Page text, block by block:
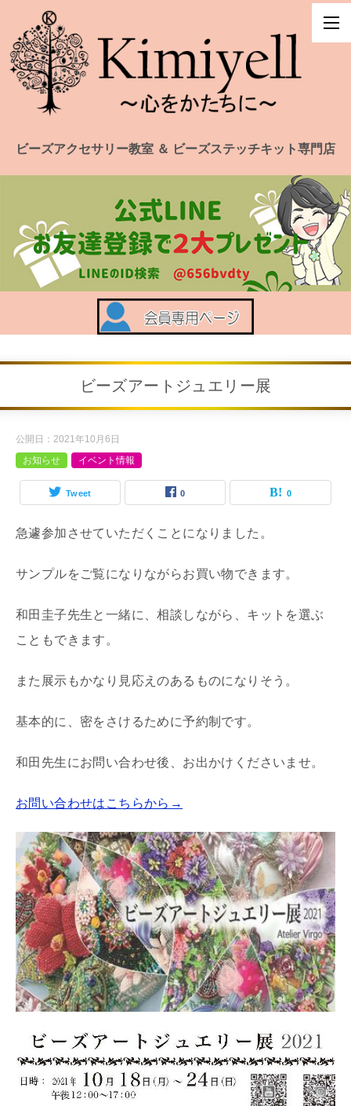
ビーズアクセサリー教室 ＆ ビーズステッチキット専門店
ビーズアートジュエリー展
公開日： 2021年10月6日
お知らせ
イベント情報
Tweet 0 0
急遽参加させていただくことになりました。
サンプルをご覧になりながらお買い物できます。
和田圭子先生と一緒に、相談しながら、キットを選ぶ
こともできます。
また展示もかなり見応えのあるものになりそう。
基本的に、密をさけるために予約制です。
和田先生にお問い合わせ後、お出かけくださいませ。
お問い合わせはこちらから→